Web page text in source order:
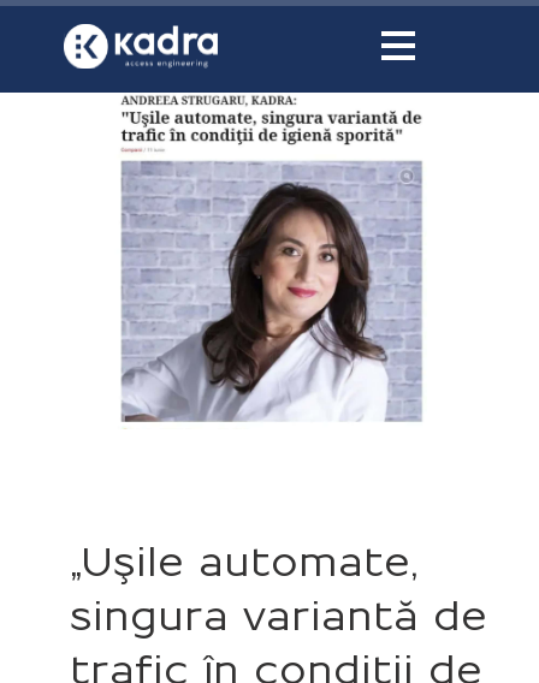
conținut
„Uşile automate,
singura variantă de
trafic în condiţii de